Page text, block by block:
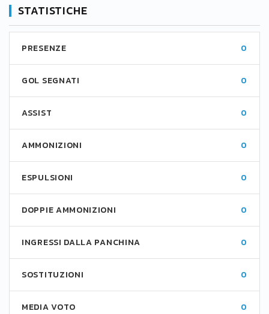
STATISTICHE
PRESENZE 0
GOL SEGNATI 0
ASSIST 0
AMMONIZIONI 0
ESPULSIONI 0
DOPPIE AMMONIZIONI 0
INGRESSI DALLA PANCHINA 0
SOSTITUZIONI 0
MEDIA VOTO 0